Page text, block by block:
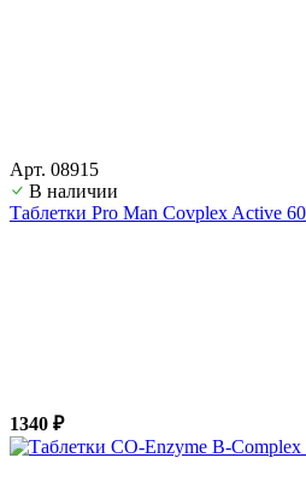
Арт. 08915
В наличии
Таблетки Pro Man Covplex Active
1340 ₽